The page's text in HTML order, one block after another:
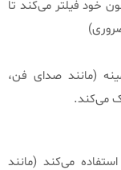
خود فیلتر می‌کند تا
(مانند صدای فن،
می‌کند.
می‌کند (مانند